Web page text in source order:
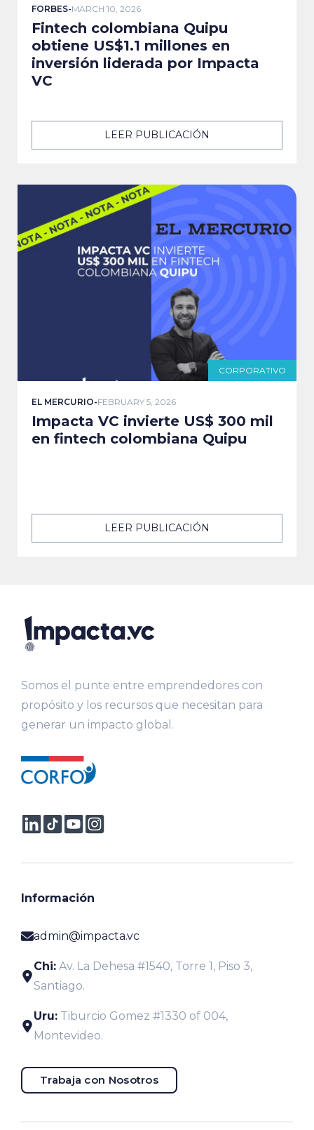
FORBES-MARCH 10, 2026
Fintech colombiana Quipu
obtiene US$1.1 millones en
inversión liderada por Impacta
VC
LEER PUBLICACIÓN
CORPORATIVO
EL MERCURIO-FEBRUARY 5, 2026
Impacta VC invierte US$ 300 mil
en fintech colombiana Quipu
LEER PUBLICACIÓN
Somos el punte entre emprendedores con
propósito y los recursos que necesitan para
generar un impacto global.
Información
admin@impacta.vc
Chi: Av. La Dehesa #1540, Torre 1, Piso 3,
Santiago.
Uru: Tiburcio Gomez #1330 of 004,
Montevideo.
Trabaja con Nosotros